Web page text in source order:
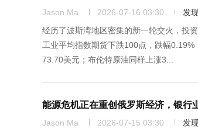
Jason Ma 2026-07-16 03:30
发
经历了波斯湾地区密集的新一轮交火，投
工业平均指数期货下跌100点，跌幅
73.70美元；布伦特原油同样上涨3...
能源危机正在重创俄罗斯经济，银行
Jason Ma 2026-07-15 03:30
发